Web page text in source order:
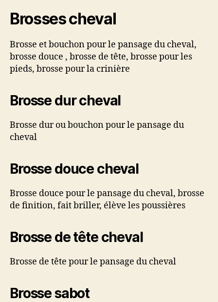
Brosses cheval
Brosse et bouchon pour le pansage du cheval,
brosse douce , brosse de tête, brosse pour les
pieds, brosse pour la crinière
Brosse dur cheval
Brosse dur ou bouchon pour le pansage du
cheval
Brosse douce cheval
Brosse douce pour le pansage du cheval, brosse
de finition, fait briller, élève les poussières
Brosse de tête cheval
Brosse de tête pour le pansage du cheval
Brosse sabot